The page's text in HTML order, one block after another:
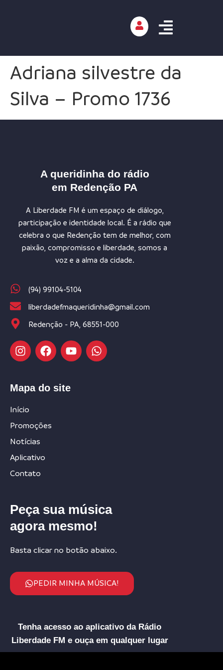
Adriana silvestre da
Silva – Promo 1736
A queridinha do rádio
em Redenção PA
A Liberdade FM é um espaço de diálogo,
participação e identidade local. É a rádio que
celebra o que Redenção tem de melhor, com
paixão, compromisso e liberdade, somos a
voz e a alma da cidade.
(94) 99104-5104
liberdadefmaqueridinha@gmail.com
Redenção - PA, 68551-000
Mapa do site
Início
Promoções
Notícias
Aplicativo
Contato
Peça sua música
agora mesmo!
Basta clicar no botão abaixo.
PEDIR MINHA MÚSICA!
Tenha acesso ao aplicativo da Rádio
Liberdade FM e ouça em qualquer lugar